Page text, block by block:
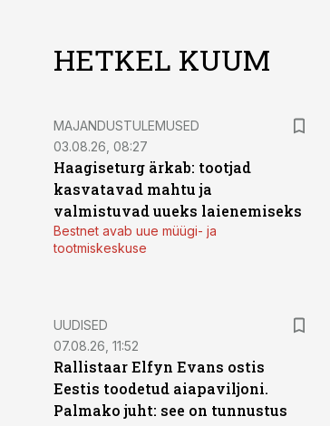
HETKEL KUUM
MAJANDUSTULEMUSED
03.08.26, 08:27
Haagiseturg ärkab: tootjad
kasvatavad mahtu ja
valmistuvad uueks laienemiseks
Bestnet avab uue müügi- ja
tootmiskeskuse
UUDISED
07.08.26, 11:52
Rallistaar Elfyn Evans ostis
Eestis toodetud aiapaviljoni.
Palmako juht: see on tunnustus